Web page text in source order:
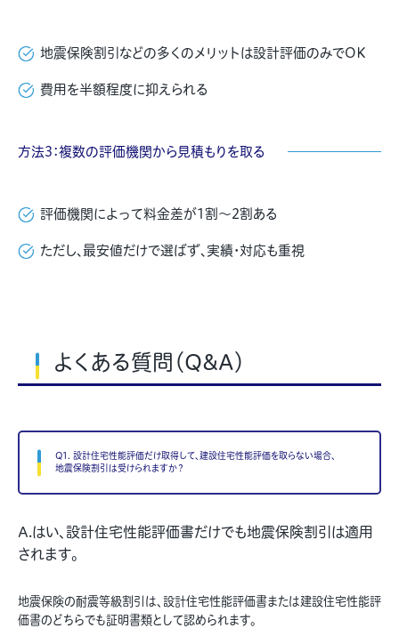
地震保険割引などの多くのメリットは設計評価のみでOK
費用を半額程度に抑えられる
方法3：複数の評価機関から見積もりを取る
評価機関によって料金差が1割〜2割ある
ただし、最安値だけで選ばず、実績・対応も重視
よくある質問（Q&A）
Q1. 設計住宅性能評価だけ取得して、建設住宅性能評価を取らない場合、
地震保険割引は受けられますか？
A.はい、設計住宅性能評価書だけでも地震保険割引は適用
されます。
地震保険の耐震等級割引は、設計住宅性能評価書または建設住宅性能評
価書のどちらでも証明書類として認められます。